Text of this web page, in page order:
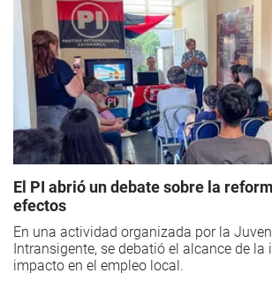
El PI abrió un debate sobre la
efectos
En una actividad organizada por la
Intransigente, se debatió el alcance de la
impacto en el empleo local.